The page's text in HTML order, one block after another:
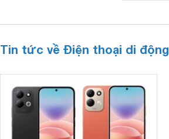
Tin tức về Điện thoại di động